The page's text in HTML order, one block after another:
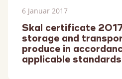
6 Januar 2017
Skal certificate
storage and
produce in
applicable